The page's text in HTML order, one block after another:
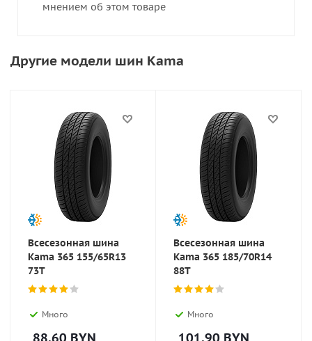
мнением об этом товаре
Другие модели шин Kama
Всесезонная шина
Kama 365 155/65R13
73T
Много
Всесезонная шина
Kama 365 185/70R14
88T
Много